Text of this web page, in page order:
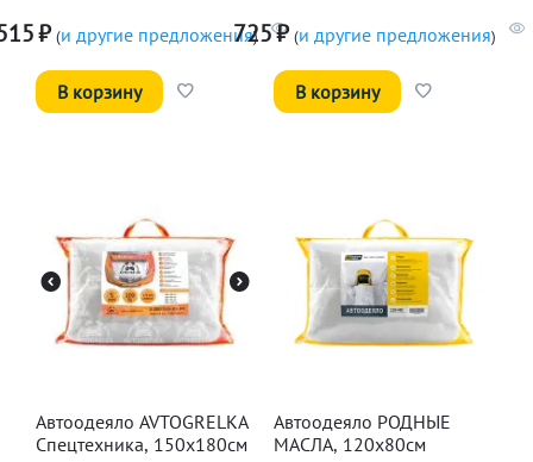
₽ (и другие предложения)
В корзину
725₽ (и другие предложения)
В корзину
Автоодеяло AVTOGRELKA
Спецтехника, 150х180см
Автоодеяло РОДНЫЕ
МАСЛА, 120х80см